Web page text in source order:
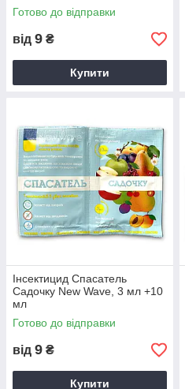
Готово до відправки
від 9 ₴
Купити
Інсектицид Спасатель
Садочку New Wave, 3 мл +10
мл
Готово до відправки
від 9 ₴
Купити